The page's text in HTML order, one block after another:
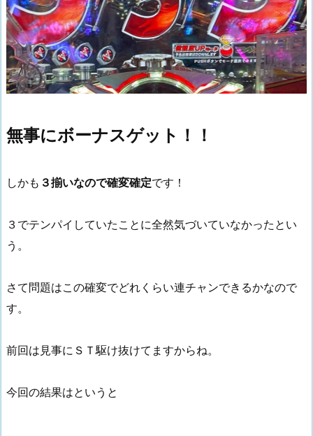
無事にボーナスゲット！！
しかも ３揃いなので確変確定です！
３でテンパイしていたことに全然気づいていなかったとい
う。
さて問題はこの確変でどれくらい連チャンできるかなので
す。
前回は見事にＳＴ駆け抜けてますからね。
今回の結果はというと